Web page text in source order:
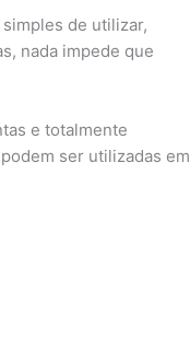
de utilizar,
nada impede que
e totalmente
ser utilizadas em